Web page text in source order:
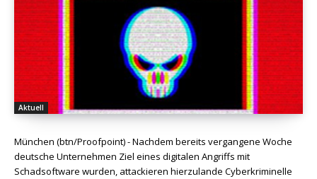
Aktuell
München (btn/Proofpoint) - Nachdem bereits vergangene Woche
deutsche Unternehmen Ziel eines digitalen Angriffs mit
Schadsoftware wurden, attackieren hierzulande Cyberkriminelle